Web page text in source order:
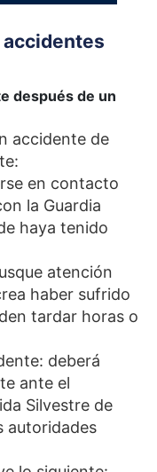
después de un
accidente de
en contacto
la Guardia
haya tenido
atención
haber sufrido
tardar horas o
deberá
ante el
Silvestre de
autoridades